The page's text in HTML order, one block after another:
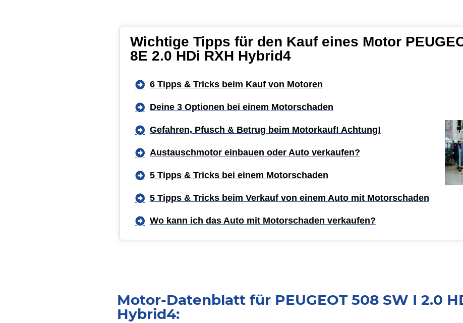
Wichtige Tipps für den Kauf eines Motor
8E 2.0 HDi RXH Hybrid4
6 Tipps & Tricks beim Kauf von Motoren
Deine 3 Optionen bei einem Motorschaden
Gefahren, Pfusch & Betrug beim Motorkauf! Achtung!
Austauschmotor einbauen oder Auto verkaufen?
5 Tipps & Tricks bei einem Motorschaden
5 Tipps & Tricks beim Verkauf von einem Auto mit Motorschaden
Wo kann ich das Auto mit Motorschaden verkaufen?
Motor-Datenblatt für PEUGEOT 508 SW I 2.0
Hybrid4: